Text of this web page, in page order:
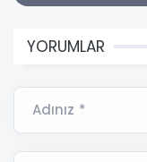
YORUMLAR
Adınız *